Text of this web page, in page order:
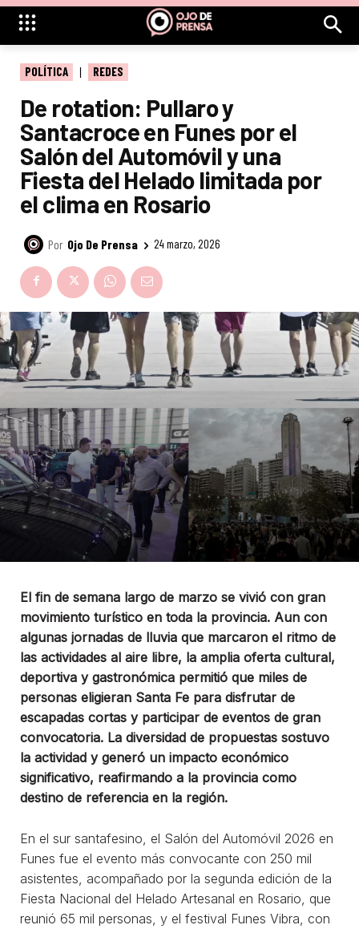
POLÍTICA REDES
De rotation: Pullaro y
Santacroce en Funes por el
Salón del Automóvil y una
Fiesta del Helado limitada por
el clima en Rosario
Por Ojo De Prensa 24 marzo, 2026
El fin de semana largo de marzo se vivió con gran
movimiento turístico en toda la provincia. Aun con
algunas jornadas de lluvia que marcaron el ritmo de
las actividades al aire libre, la amplia oferta cultural,
deportiva y gastronómica permitió que miles de
personas eligieran Santa Fe para disfrutar de
escapadas cortas y participar de eventos de gran
convocatoria. La diversidad de propuestas sostuvo
la actividad y generó un impacto económico
significativo, reafirmando a la provincia como
destino de referencia en la región.
En el sur santafesino, el Salón del Automóvil 2026 en
Funes fue el evento más convocante con 250 mil
asistentes, acompañado por la segunda edición de la
Fiesta Nacional del Helado Artesanal en Rosario, que
reunió 65 mil personas, y el festival Funes Vibra, con